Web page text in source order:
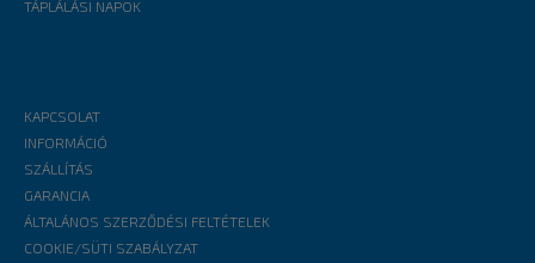
TÁPLÁLÁSI NAPOK
KAPCSOLAT
INFORMÁCIÓ
SZÁLLÍTÁS
GARANCIA
ÁLTALÁNOS SZERZŐDÉSI FELTÉTELEK
COOKIE/SÜTI SZABÁLYZAT